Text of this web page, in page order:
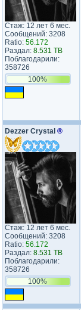
Стаж: 12 лет 6 мес.
Сообщений: 3208
Ratio: 56.172
Раздал: 8.531 TB
Поблагодарили:
358726
100%
Dezzer Crystal ®
Стаж: 12 лет 6 мес.
Сообщений: 3208
Ratio: 56.172
Раздал: 8.531 TB
Поблагодарили:
358726
100%